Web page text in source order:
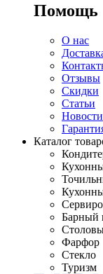
Помощь
О нас
Отзывы
Скидки
Статьи
Новости
Каталог
Барный
Фарфор
Стекло
Туризм